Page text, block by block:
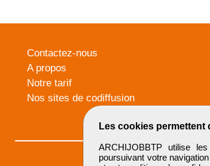
Les cookies
ARCHIJOBBTP utilise
poursuivant votre
Contactez-nous
A propos
Notre tarif
Nos sites de codiffusion